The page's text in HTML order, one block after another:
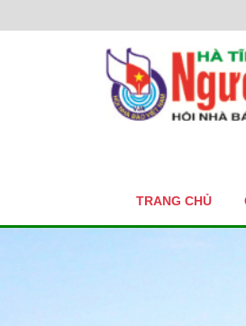
TRANG CHỦ